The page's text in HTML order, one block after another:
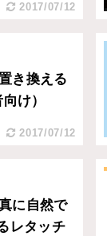
2017/07/12
き換える
け）
2017/07/12
に自然で
レタッチ